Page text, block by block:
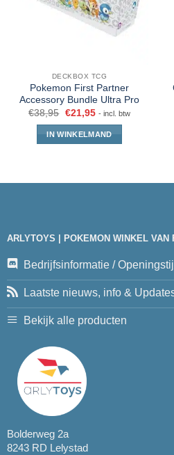
DECKBOX TCG
Pokemon First Partner
Accessory Bundle Ultra Pro
€38,95 €21,95 - incl. btw
IN WINKELMAND
ARLYTOYS | POKEMON WINKEL VAN
Bedrijfsinformatie /
Laatste nieuws, info &
Bekijk alle producten
Bolderweg 2a
8243 RD Lelystad